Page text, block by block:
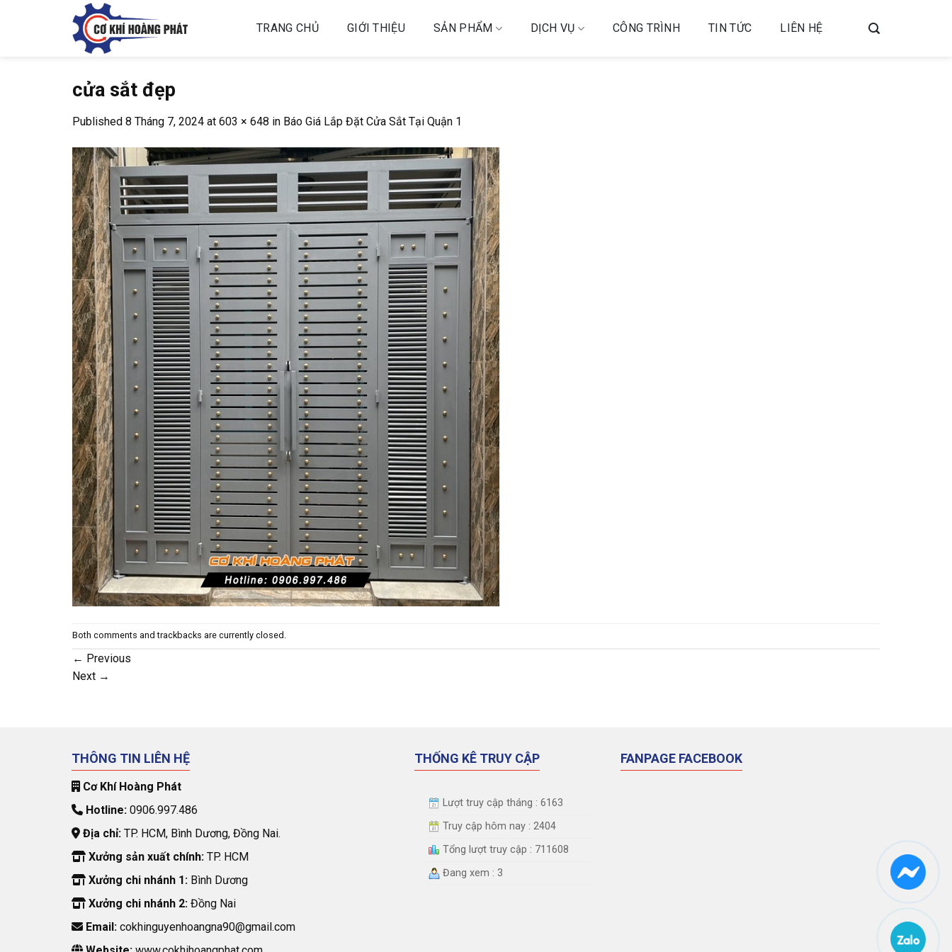
TRANG CHỦ GIỚI THIỆU SẢN PHẨM DỊCH VỤ CÔNG TRÌNH TIN TỨC LIÊN HỆ
cửa sắt đẹp
Published 8 Tháng 7, 2024 at 603 × 648 in Báo Giá Lắp Đặt Cửa Sắt Tại Quận 1
Both comments and trackbacks are currently closed.
← Previous
Next →
THÔNG TIN LIÊN HỆ
Cơ Khí Hoàng Phát
Hotline:0906.997.486
Địa chỉ:TP. HCM, Bình Dương, Đồng Nai.
Xưởng sản xuất chính:TP. HCM
Xưởng chi nhánh 1:Bình Dương
Xưởng chi nhánh 2:Đồng Nai
Email:cokhinguyenhoangna90@gmail.com
THỐNG KÊ TRUY CẬP
Lượt truy cập tháng : 6163
Truy cập hôm nay : 2404
Tổng lượt truy cập : 711608
Đang xem : 3
FANPAGE FACEBOOK